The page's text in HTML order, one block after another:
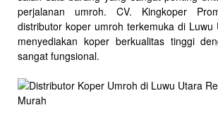
perjalanan umroh. CV. Kingkoper
distributor koper umroh terkemuka di Luwu
menyediakan koper berkualitas tinggi
sangat fungsional.